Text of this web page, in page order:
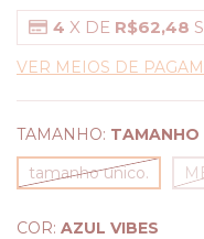
4 X DE R$62,48
VER MEIOS DE
TAMANHO: TAMANHO
tamanho unico.
COR: AZUL VIBES